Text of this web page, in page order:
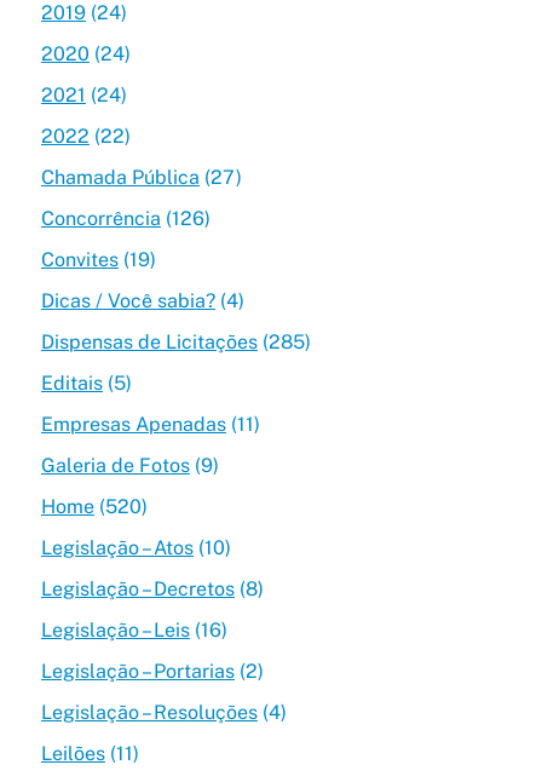
2019(24)
2020 (24)
2021 (24)
2022 (22)
Chamada Pública (27)
Concorrência (126)
Convites(19)
Dicas / Você sabia?(4)
Dispensas de Licitações(285)
Editais(5)
Empresas Apenadas(11)
Galeria de Fotos(9)
Home(520)
Legislação – Atos(10)
Legislação – Decretos(8)
Legislação – Leis(16)
Legislação – Portarias(2)
Legislação – Resoluções(4)
Leilões(11)